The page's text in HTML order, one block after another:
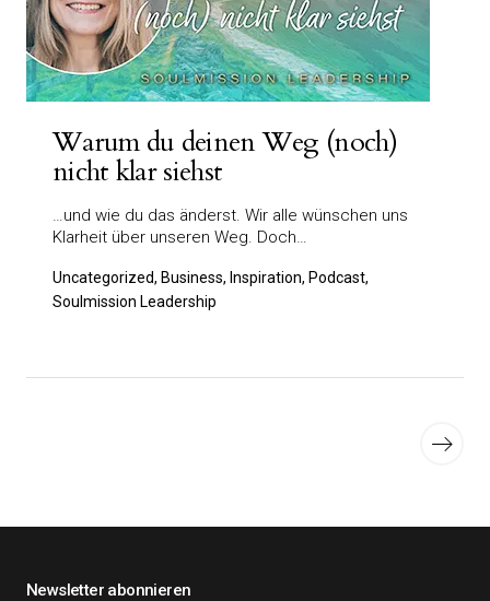
Warum du deinen Weg (noch)
nicht klar siehst
…und wie du das änderst. Wir alle wünschen uns
Klarheit über unseren Weg. Doch…
Uncategorized, Business, Inspiration, Podcast,
Soulmission Leadership
Newsletter abonnieren